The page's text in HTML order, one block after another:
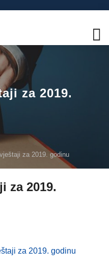
za 2019.
za 2019. godinu
za 2019.
za 2019. godinu